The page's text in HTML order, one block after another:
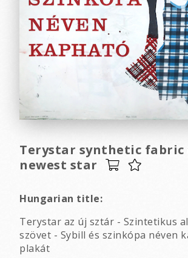
Terystar synthetic fabric
newest star
Hungarian title:
Terystar az új sztár - Szintetikus
szövet - Sybill és szinkópa néven
plakát